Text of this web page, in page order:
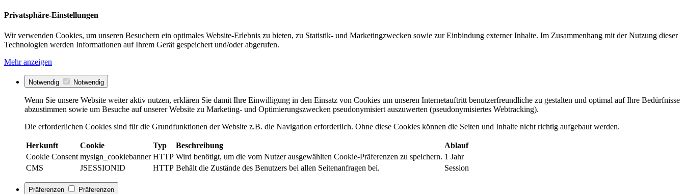
Privatsphäre-Einstellungen
Wir verwenden Cookies, um unseren Besuchern ein optimales Website-Erlebnis zu bieten, zu Statistik- und Marketingzwecken sowie zur Einbindung externer Inhalte. Im Zusammenhang mit der Nutzung dieser
Technologien werden Informationen auf Ihrem Gerät gespeichert und/oder abgerufen.
Mehr anzeigen
Notwendig Notwendig
Wenn Sie unsere Website weiter aktiv nutzen, erklären Sie damit Ihre Einwilligung in den Einsatz von Cookies um unseren Internetauftritt benutzerfreundliche zu gestalten und optimal auf Ihre Bedürfnisse
abzustimmen sowie um Besuche auf unserer Website zu Marketing- und Optimierungszwecken pseudonymisiert auszuwerten (pseudonymisiertes Webtracking).
Die erforderlichen Cookies sind für die Grundfunktionen der Website z.B. die Navigation erforderlich. Ohne diese Cookies können die Seiten und Inhalte nicht richtig aufgebaut werden.
Herkunft Cookie Typ Beschreibung
Ablauf
Cookie Consent mysign_cookiebanner HTTP Wird benötigt, um die vom Nutzer ausgewählten Cookie-Präferenzen zu speichern. 1 Jahr
CMS
JSESSIONID HTTP Behält die Zustände des Benutzers bei allen Seitenanfragen bei. Session
Präferenzen Präferenzen